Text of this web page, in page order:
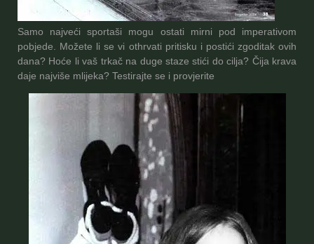
Samo najveći sportaši mogu ostati mirni pod imperativom
pobjede. Možete li se vi othrvati pritisku i postići zgoditak ovih
dana? Hoće li vaš trkač na duge staze stići do cilja? Čija krava
daje najviše mlijeka? Testirajte se i provjerite